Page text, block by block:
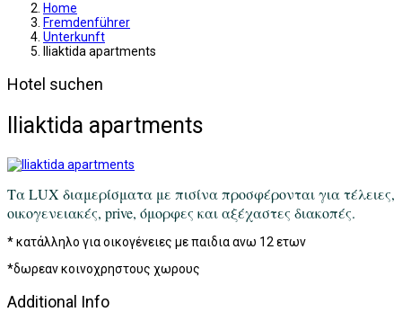
Home
Fremdenführer
Unterkunft
Iliaktida apartments
Hotel suchen
Iliaktida apartments
Τα LUX διαμερίσματα με πισίνα προσφέρονται για τέλειες,
οικογενειακές, prive, όμορφες και αξέχαστες διακοπές.
* κατάλληλο για οικογένειες με παιδια ανω 12 ετων
*δωρεαν κοινοχρηστους χωρους
Additional Info